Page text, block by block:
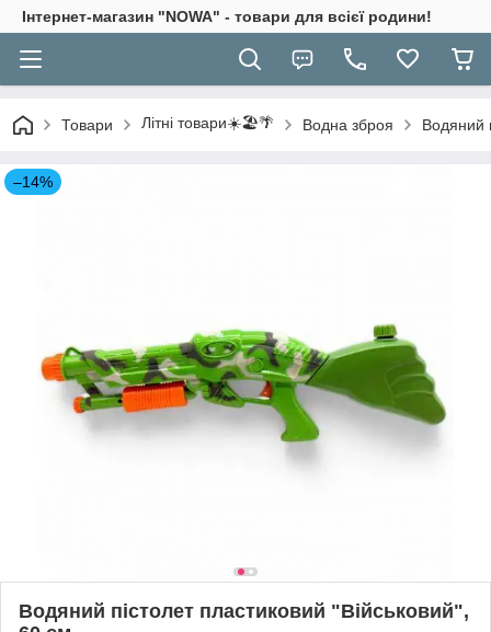
Інтернет-магазин "NOWA" - товари для всієї родини!
Товари Літні товари☀️🏖️🌴 Водна зброя Водяний
–14%
Водяний пістолет пластиковий "Військовий",